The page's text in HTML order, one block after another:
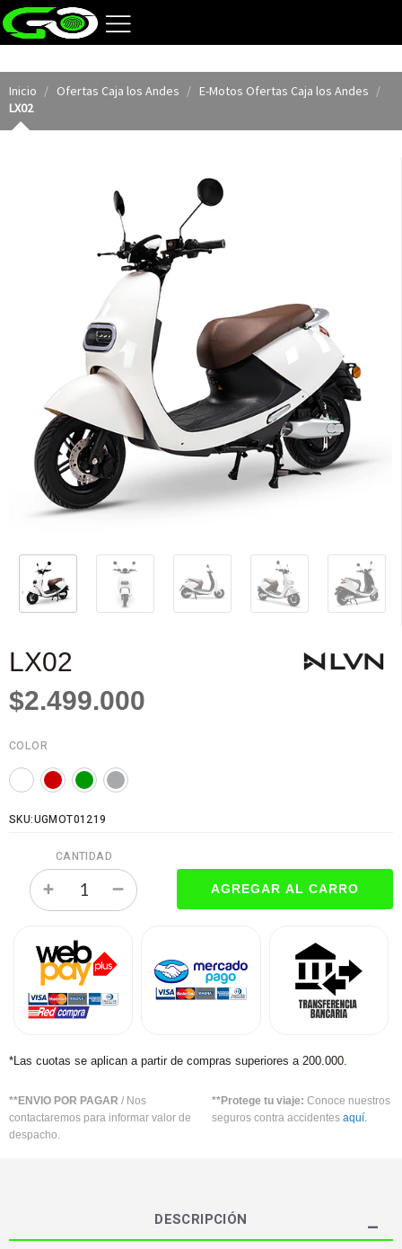
Inicio Ofertas Caja los Andes
E-Motos Ofertas Caja los Andes
LX02
LX02
$2.499.000
COLOR
SKU:UGMOT01219
CANTIDAD
*Las cuotas se aplican a partir de compras superiores a 200.000.
**ENVIO POR PAGAR / Nos
contactaremos para informar valor de
despacho.
**Protege tu viaje: Conoce nuestros
seguros contra accidentes aquí.
DESCRIPCIÓN